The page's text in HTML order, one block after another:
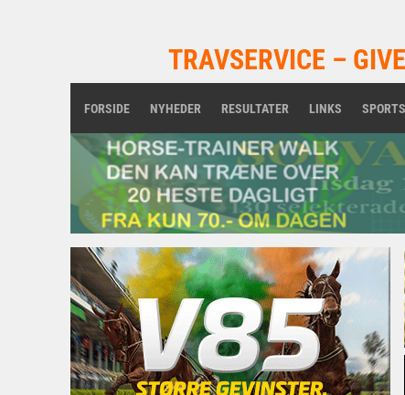
TRAVSERVICE –
FORSIDE NYHEDER RESULTATER LINKS